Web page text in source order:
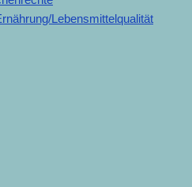
Lebensmittelqualität